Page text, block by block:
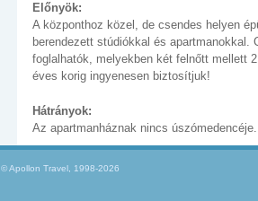
Előnyök:
A központhoz közel, de csendes helyen
berendezett stúdiókkal és apartmanokkal.
foglalhatók, melyekben két felnőtt mellett
éves korig ingyenesen biztosítjuk!
Hátrányok:
Az apartmanháznak nincs úszómedencéje.
© Apollon Travel, 1998-2026